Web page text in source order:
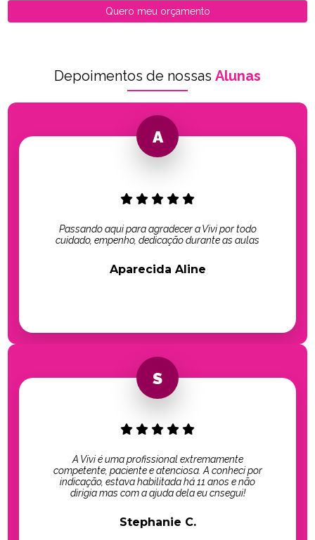
Quero meu orçamento
Depoimentos de nossas Alunas
Passando aqui para agradecer a Vivi por todo
cuidado, empenho, dedicação durante as aulas
Aparecida Aline
A Vivi é uma profissional extremamente
competente, paciente e atenciosa. A conheci por
indicação, estava habilitada há 11 anos e não
dirigia mas com a ajuda dela eu cnsegui!
Stephanie C.